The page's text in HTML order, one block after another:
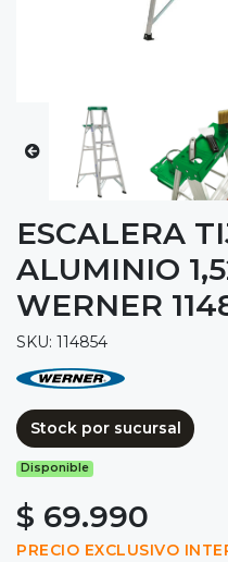
ESCALERA
ALUMINIO
WERNER
SKU: 114854
Stock por sucursal
Disponible
$ 69.990
PRECIO EXCLUSIVO